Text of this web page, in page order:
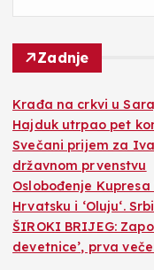
Zadnje
Krađa na crkvi u
Hajduk utrpao pet
Svečani prijem za
državnom prvenstvu
Oslobođenje
Hrvatsku i ‘Oluju‘.
ŠIROKI BRIJEG:
devetnice’, prva